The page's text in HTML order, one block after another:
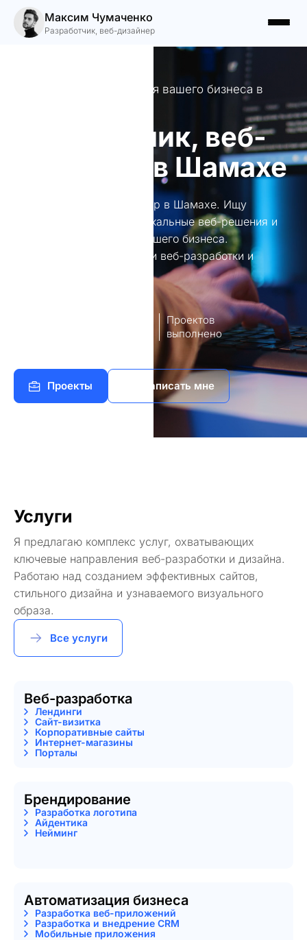
Максим Чумаченко
Разработчик, веб-дизайнер
Креативные решения для вашего бизнеса в
Разработчик, веб-
дизайнер в Шамахе
Разработчик, веб-дизайнер в Шамахе. Ищу
возможности создать уникальные веб-решения и
привлечь клиентов для вашего бизнеса.
Профессиональные услуги веб-разработки и
Проектов
выполнено
Проекты Написать мне
Услуги
Я предлагаю комплекс услуг, охватывающих
ключевые направления веб-разработки и дизайна.
Работаю над созданием эффективных сайтов,
стильного дизайна и узнаваемого визуального
образа.
Все услуги
Веб-разработка
Лендинги
Сайт-визитка
Корпоративные сайты
Интернет-магазины
Порталы
Брендирование
Разработка логотипа
Айдентика
Нейминг
Автоматизация бизнеса
Разработка веб-приложений
Разработка и внедрение CRM
Мобильные приложения